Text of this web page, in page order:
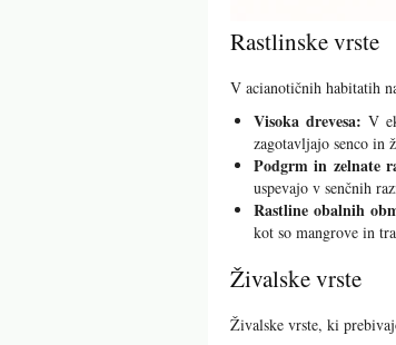
Rastlinske vrste
V acianotičnih habitatih
Visoka drevesa: V
zagotavljajo senco in
Podgrm in zelnate
uspevajo v senčnih
Rastline obalnih
kot so mangrove in
Živalske vrste
Živalske vrste, ki